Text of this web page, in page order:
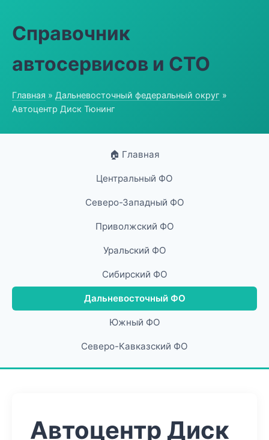
Справочник
автосервисов и СТО
Главная » Дальневосточный федеральный округ »
Автоцентр Диск Тюнинг
🏠 Главная
Центральный ФО
Северо-Западный ФО
Приволжский ФО
Уральский ФО
Сибирский ФО
Дальневосточный ФО
Южный ФО
Северо-Кавказский ФО
Автоцентр Диск